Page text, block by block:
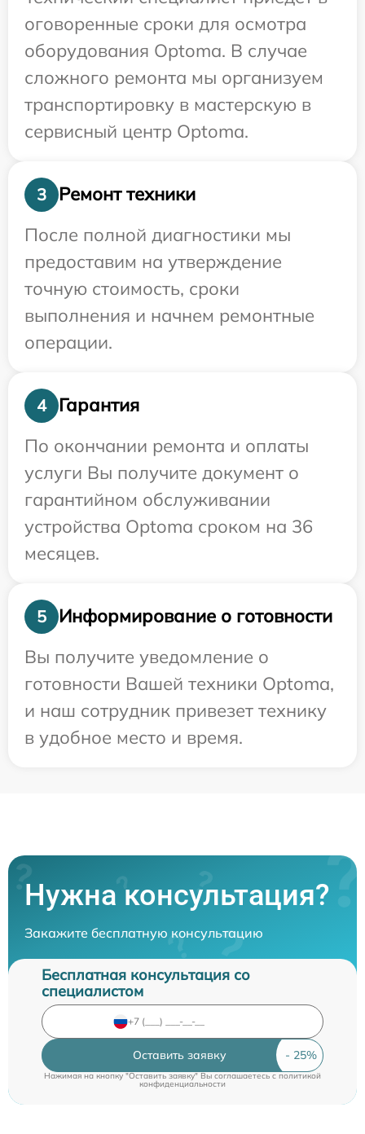
оговоренные сроки для осмотра
оборудования Optoma. В случае
сложного ремонта мы организуем
транспортировку в мастерскую в
сервисный центр Optoma.
3
Ремонт техники
После полной диагностики мы
предоставим на утверждение
точную стоимость, сроки
выполнения и начнем ремонтные
операции.
4
Гарантия
По окончании ремонта и оплаты
услуги Вы получите документ о
гарантийном обслуживании
устройства Optoma сроком на 36
месяцев.
5
Информирование о готовности
Вы получите уведомление о
готовности Вашей техники Optoma,
и наш сотрудник привезет технику
в удобное место и время.
Нужна консультация?
Закажите бесплатную консультацию
Бесплатная консультация со
специалистом
Оставить заявку
Нажимая на кнопку "Оставить заявку" Вы соглашаетесь cполитикой
конфиденциальности